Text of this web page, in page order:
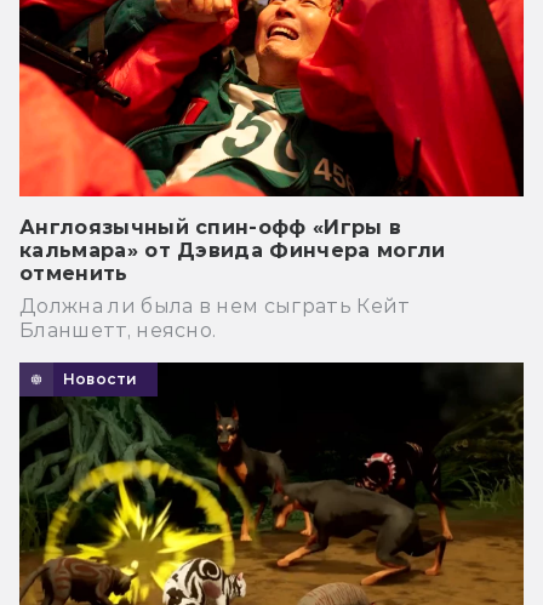
Англоязычный спин-офф «Игры в
кальмара» от Дэвида Финчера могли
отменить
Должна ли была в нем сыграть Кейт
Бланшетт, неясно.
Новости